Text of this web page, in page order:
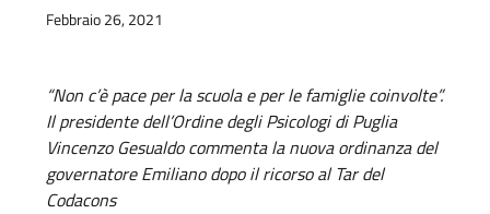
Febbraio 26, 2021
“Non c’è pace per la scuola e per le famiglie coinvolte”.
Il presidente dell’Ordine degli Psicologi di Puglia
Vincenzo Gesualdo commenta la nuova ordinanza del
governatore Emiliano dopo il ricorso al Tar del
Codacons